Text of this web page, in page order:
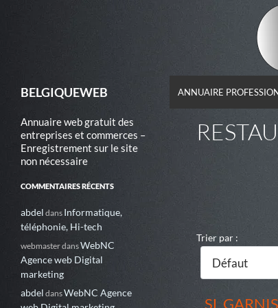
BELGIQUEWEB
ANNUAIRE
Trier par :
SL
Annuaire web gratuit des
entreprises et commerces –
Enregistrement sur le site
non nécessaire
COMMENTAIRES RÉCENTS
abdel dans Informatique,
téléphonie, Hi-tech
webmasterdansWebNC
Agence web Digital
marketing
abdel dansWebNC Agence